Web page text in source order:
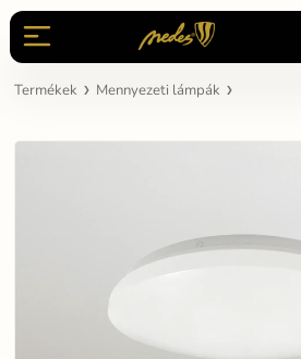
Termékek Mennyezeti lámpák